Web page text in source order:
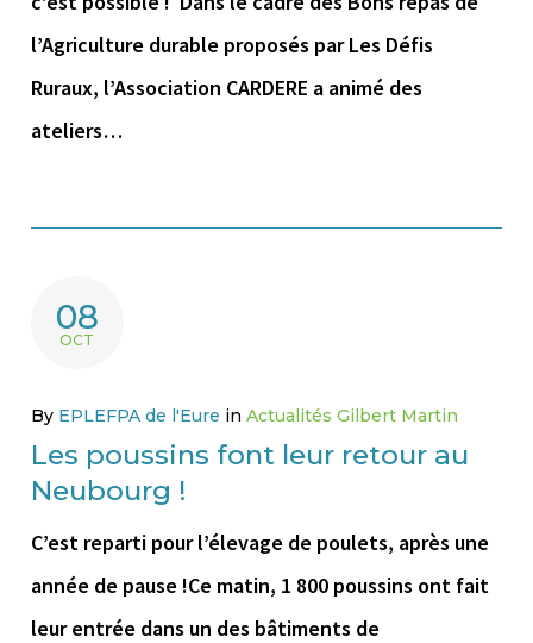
l’Agriculture durable proposés par Les Défis
Ruraux, l’Association CARDERE a animé des
ateliers…
08
OCT
By EPLEFPA de l'Eure in Actualités Gilbert Martin
Les poussins font leur retour au
Neubourg !
C’est reparti pour l’élevage de poulets, après une
année de pause !Ce matin, 1 800 poussins ont fait
leur entrée dans un des bâtiments de